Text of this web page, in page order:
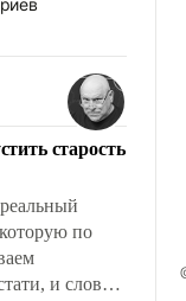
Вероятно,
пришла в
бы
что
в
старость
по
и слово-